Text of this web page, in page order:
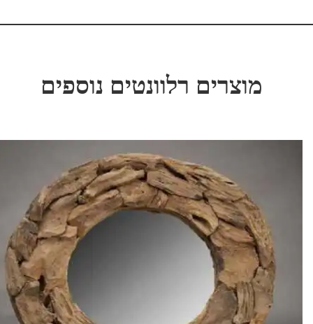
מוצרים רלוונטים נוספים